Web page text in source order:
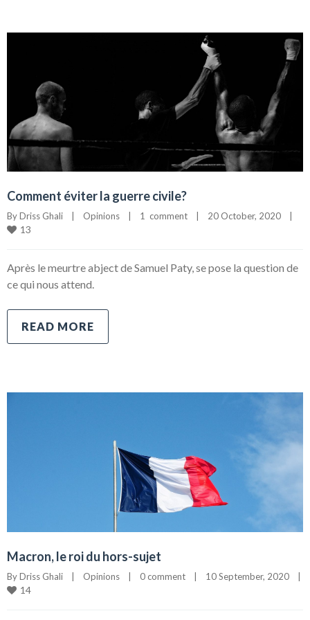
Comment éviter la guerre civile?
By Driss Ghali Opinions 1  comment 20 October, 2020
13
Après le meurtre abject de Samuel Paty, se pose la question de
ce qui nous attend.
READ MORE
Macron, le roi du hors-sujet
By Driss Ghali | Opinions | 0 comment | 10 September, 2020 |
14